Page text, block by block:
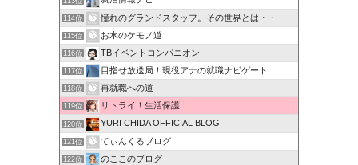
114位 憧れのグランドスタッフ。その世界とは・・
115位 お水のケモノ道
116位 TBイベントコンパニオン
117位 目指せ放送局！現役アナの就職ナビゲート
118位 再就職への道
119位 リトライ！生活保護
120位 YURI CHIDA OFFICIAL BLOG
121位 てぃんくるブログ
122位 のここのブログ